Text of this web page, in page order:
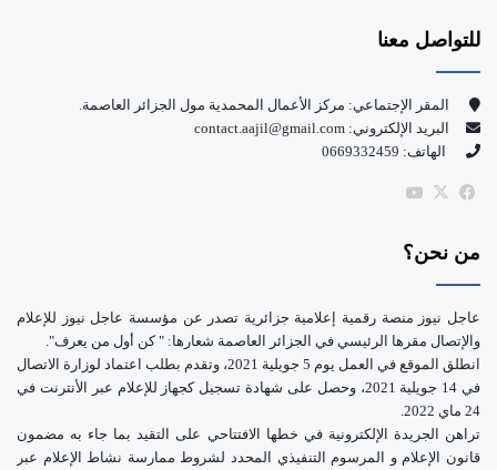
و
ك
للتواصل معنا
المقر الإجتماعي: مركز الأعمال المحمدية مول الجزائر العاصمة.
البريد الإلكتروني: contact.aajil@gmail.com
الهاتف: 0669332459
فيسبوك
‫X
من نحن؟
عاجل نيوز منصة رقمية إعلامية جزائرية تصدر عن مؤسسة عاجل نيوز للإعلام
والإتصال مقرها الرئيسي في الجزائر العاصمة شعارها: " كن أول من يعرف".
انطلق الموقع في العمل يوم 5 جويلية 2021، وتقدم بطلب اعتماد لوزارة الاتصال
في 14 جويلية 2021، وحصل على شهادة تسجيل كجهاز للإعلام عبر الأنترنت في
24 ماي 2022.
تراهن الجريدة الإلكترونية في خطها الافتتاحي على التقيد بما جاء به مضمون
قانون الإعلام و المرسوم التنفيذي المحدد لشروط ممارسة نشاط الإعلام عبر